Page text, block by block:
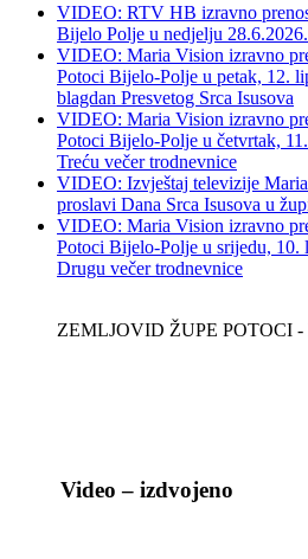
VIDEO: RTV HB izravno
Bijelo Polje u nedjelju
VIDEO: Maria Vision izravno
Potoci Bijelo-Polje u petak, 12.
blagdan Presvetog Srca Isusova
VIDEO: Maria Vision izravno
Potoci Bijelo-Polje u četvrtak,
Treću večer trodnevnice
VIDEO: Izvještaj televizije
proslavi Dana Srca Isusova u
VIDEO: Maria Vision izravno
Potoci Bijelo-Polje u srijedu, 10.
Drugu večer trodnevnice
ZEMLJOVID ŽUPE POTOCI -
Video – izdvojeno